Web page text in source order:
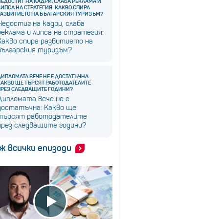
НА СТРАТЕГИЯ: КАКВО СПИРА
НА БЪЛГАРСКИЯ ТУРИЗЪМ?
на кадри, слаба
и липса на стратегия:
спира развитието на
туризъм?
ВЕЧЕ НЕ Е ДОСТАТЪЧНА:
ЩЕ ТЪРСЯТ РАБОТОДАТЕЛИТЕ
СЛЕДВАЩИТЕ ГОДИНИ?
вече не е
Какво ще
работодателите
следващите години?
всички епизоди